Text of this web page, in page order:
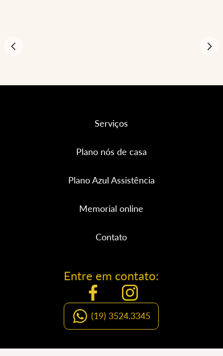
Serviços
Plano nós de casa
Plano Azul Assistência
Memorial online
Contato
Entre em contato:
(19) 3524.3345